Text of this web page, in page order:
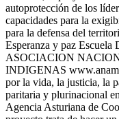
autoprotección de los
capacidades para la
para la defensa del
Esperanza y paz Escuela
ASOCIACION
INDIGENAS
por la vida, la justicia, la
paritaria y plurinacional
Agencia Asturiana de